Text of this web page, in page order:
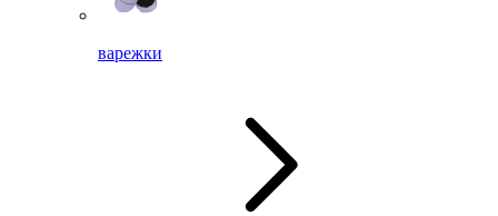
варежки